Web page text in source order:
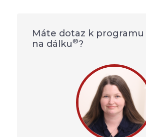
Máte dotaz k programu
na dálku®?